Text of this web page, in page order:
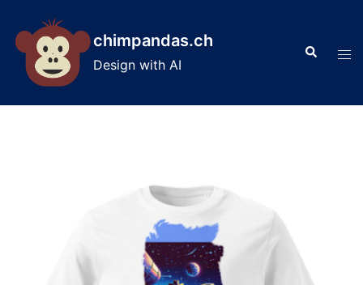
content
chimpandas.ch
Design with AI
Search